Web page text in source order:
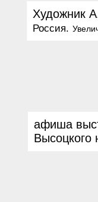
Художник
Россия.
афиша
Высоцкого